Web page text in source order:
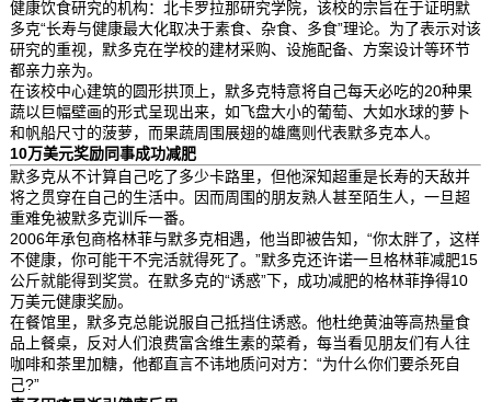
健康饮食研究的机构：北卡罗拉那研究学院，该校的宗旨在于证明默
多克“长寿与健康最大化取决于素食、杂食、多食”理论。为了表示对该
研究的重视，默多克在学校的建材采购、设施配备、方案设计等环节
都亲力亲为。
在该校中心建筑的圆形拱顶上，默多克特意将自己每天必吃的20种果
蔬以巨幅壁画的形式呈现出来，如飞盘大小的葡萄、大如水球的萝卜
和帆船尺寸的菠萝，而果蔬周围展翅的雄鹰则代表默多克本人。
10万美元奖励同事成功减肥
默多克从不计算自己吃了多少卡路里，但他深知超重是长寿的天敌并
将之贯穿在自己的生活中。因而周围的朋友熟人甚至陌生人，一旦超
重难免被默多克训斥一番。
2006年承包商格林菲与默多克相遇，他当即被告知，“你太胖了，这样
不健康，你可能干不完活就得死了。”默多克还许诺一旦格林菲减肥15
公斤就能得到奖赏。在默多克的“诱惑”下，成功减肥的格林菲挣得10
万美元健康奖励。
在餐馆里，默多克总能说服自己抵挡住诱惑。他杜绝黄油等高热量食
品上餐桌，反对人们浪费富含维生素的菜肴，每当看见朋友们有人往
咖啡和茶里加糖，他都直言不讳地质问对方：“为什么你们要杀死自
己?”